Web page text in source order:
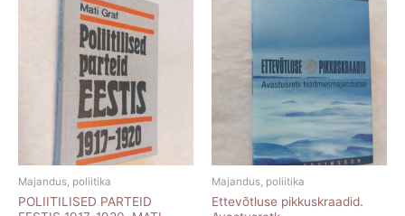
Majandus, poliitika
POLIITILISED PARTEID
Majandus, poliitika
Ettevõtluse pikkuskraadid.